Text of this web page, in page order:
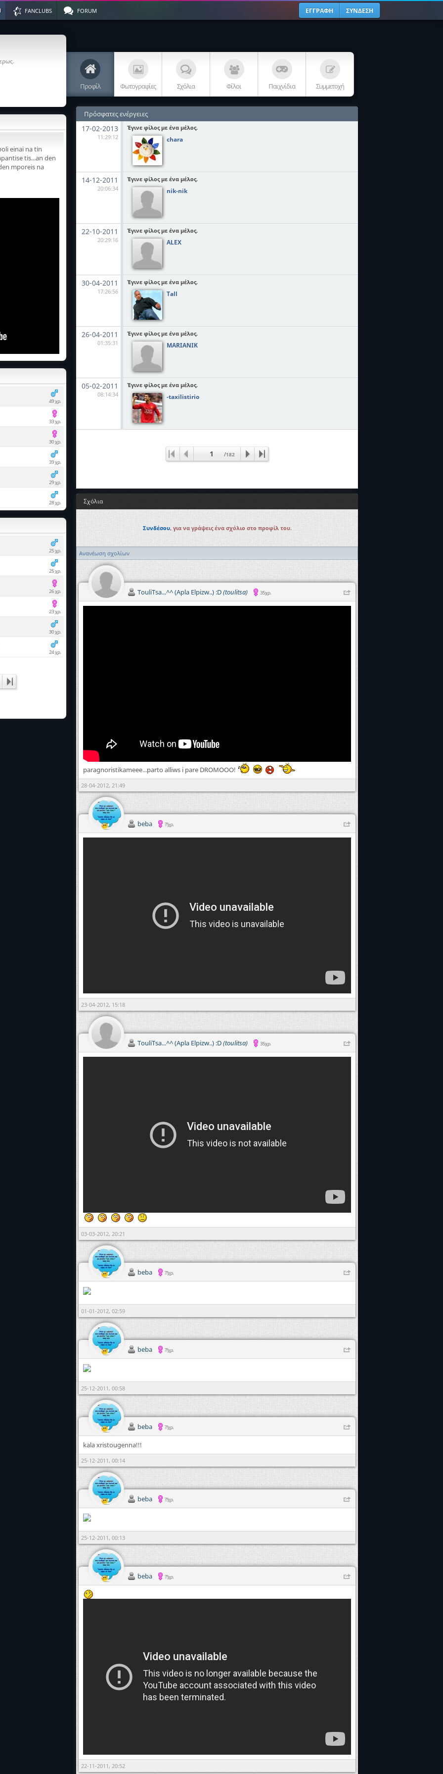
FANCLUBS FORUM ΕΓΓΡΑΦΗ ΣΥΝΔΕΣΗ
einai na tin
tis...an den
mporeis na
49 χρ.
33 χρ.
30 χρ.
39 χρ.
29 χρ.
28 χρ.
25 χρ.
25 χρ.
26 χρ.
23 χρ.
30 χρ.
24 χρ.
Προφίλ Φωτογραφίες Σχόλια Φίλοι Παιχνίδια Συμμετοχή
Πρόσφατες ενέργειες
17-02-2013
11:29:12
Έγινε φίλος με ένα μέλος.
chara
14-12-2011
20:06:34
Έγινε φίλος με ένα μέλος.
nik-nik
22-10-2011
20:29:16
Έγινε φίλος με ένα μέλος.
ALEX
30-04-2011
17:26:56
Έγινε φίλος με ένα μέλος.
Tall
26-04-2011
01:35:31
Έγινε φίλος με ένα μέλος.
MARIANIK
05-02-2011
08:14:34
Έγινε φίλος με ένα μέλος.
-taxilistirio
1 /182
Σχόλια
Συνδέσου, για να γράψεις ένα σχόλιο στο προφίλ του.
Ανανέωση σχολίων
35χρ.
TouliTsa...^^ (Apla Elpizw..) :D(toulitsa)
paragnoristikameee...parto alliws i pare DROMOOO!
28-04-2012, 21:49
??χρ.
beba
23-04-2012, 15:18
35χρ.
TouliTsa...^^ (Apla Elpizw..) :D(toulitsa)
03-03-2012, 20:21
??χρ.
beba
01-01-2012, 02:59
??χρ.
beba
25-12-2011, 00:58
??χρ.
beba
kala xristougenna!!!
25-12-2011, 00:14
??χρ.
beba
25-12-2011, 00:13
??χρ.
beba
22-11-2011, 20:52